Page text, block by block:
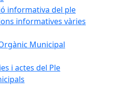
informativa del ple
informatives vàries
Municipal
i actes del Ple